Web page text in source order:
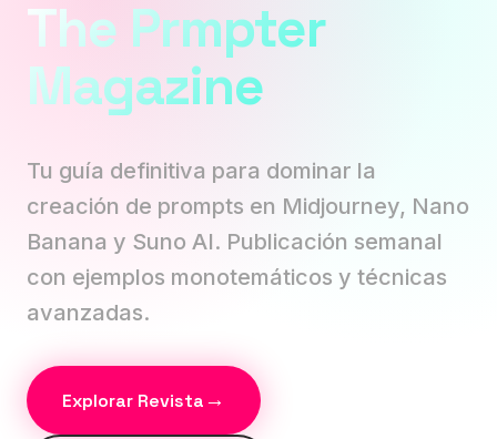
The Prmpter
Magazine
Tu guía definitiva para dominar la
creación de prompts en Midjourney, Nano
Banana y Suno AI. Publicación semanal
con ejemplos monotemáticos y técnicas
avanzadas.
Explorar Revista→